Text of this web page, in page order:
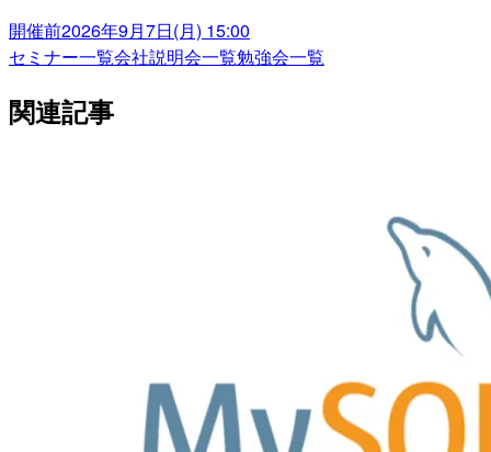
開催前2026年9月7日(月) 15:00
セミナー一覧会社説明会一覧勉強会一覧
関連記事